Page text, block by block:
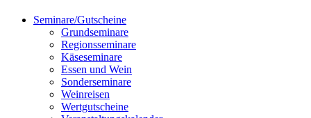
Seminare/Gutscheine
Grundseminare
Regionsseminare
Käseseminare
Essen und Wein
Sonderseminare
Weinreisen
Wertgutscheine